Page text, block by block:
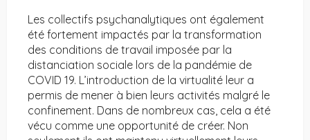
Les collectifs psychanalytiques ont également
été fortement impactés par la transformation
des conditions de travail imposée par la
distanciation sociale lors de la pandémie de
COVID 19. L’introduction de la virtualité leur a
permis de mener à bien leurs activités malgré le
confinement. Dans de nombreux cas, cela a été
vécu comme une opportunité de créer. Non